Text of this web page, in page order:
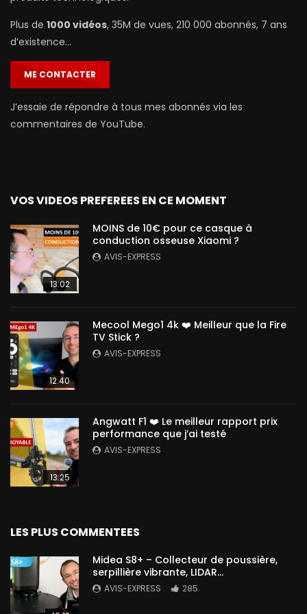
Plus de 1000 vidéos, 35M de vues, 210 000 abonnés, 7 ans
d’existence…
ME CONTACTER
J’essaie de répondre à tous mes abonnés via les
commentaires de YouTube.
VOS VIDEOS PREFEREES EN CE MOMENT
13:02
MOINS de 10€ pour ce casque à
conduction osseuse Xiaomi ?
AVIS-EXPRESS
12:40
Mecool Mego1 4k ❤️ Meilleur que la Fire
TV Stick ?
AVIS-EXPRESS
13:25
Angwatt F1 ❤️ Le meilleur rapport prix
performance que j’ai testé
AVIS-EXPRESS
LES PLUS COMMENTEES
Midea S8+ – Collecteur de poussière,
serpillière vibrante, LIDAR…
AVIS-EXPRESS 285